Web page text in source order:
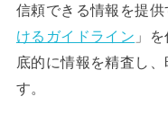
信頼できる情報を提
けるガイドライン 」
底的に情報を精査し
す。